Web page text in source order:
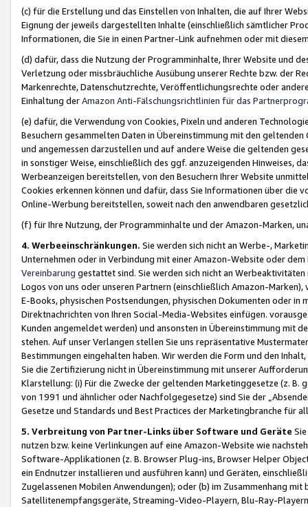
(c) für die Erstellung und das Einstellen von Inhalten, die auf Ihrer
Eignung der jeweils dargestellten Inhalte (einschließlich sämtlicher
Informationen, die Sie in einen Partner-Link aufnehmen oder mit
(d) dafür, dass die Nutzung der Programminhalte, Ihrer Website und
Verletzung oder missbräuchliche Ausübung unserer Rechte bzw. der
Markenrechte, Datenschutzrechte, Veröffentlichungsrechte oder
Einhaltung derAmazon Anti-Fälschungsrichtlinien für das
(e) dafür, die Verwendung von Cookies, Pixeln und anderen
Besuchern gesammelten Daten in Übereinstimmung mit den
und angemessen darzustellen und auf andere Weise die geltenden
in sonstiger Weise, einschließlich des ggf. anzuzeigenden Hinweises,
Werbeanzeigen bereitstellen, von den Besuchern Ihrer Website
Cookies erkennen können und dafür, dass Sie Informationen über die
Online-Werbung bereitstellen, soweit nach den anwendbaren
(f) für Ihre Nutzung, der Programminhalte und der Amazon-Marken,
4. Werbeeinschränkungen. Sie werden sich nicht an Werbe-,
Unternehmen oder in Verbindung mit einer Amazon-Website oder
Vereinbarung gestattet sind. Sie werden sich nicht an
Logos von uns oder unseren Partnern (einschließlich Amazon-
E-Books, physischen Postsendungen, physischen Dokumenten oder in
Direktnachrichten von Ihren Social-Media-Websites einfügen.
Kunden angemeldet werden) und ansonsten in Übereinstimmung mit
stehen. Auf unser Verlangen stellen Sie uns repräsentative
Bestimmungen eingehalten haben. Wir werden die Form und den
Sie die Zertifizierung nicht in Übereinstimmung mit unserer
Klarstellung: (i) Für die Zwecke der geltenden Marketinggesetze (z. B.
von 1991 und ähnlicher oder Nachfolgegesetze) sind Sie der
Gesetze und Standards und Best Practices der Marketingbranche für
5. Verbreitung von Partner-Links über Software und Geräte
nutzen bzw. keine Verlinkungen auf eine Amazon-Website wie
Software-Applikationen (z. B. Browser Plug-ins, Browser Helper
ein Endnutzer installieren und ausführen kann) und Geräten,
Zugelassenen Mobilen Anwendungen); oder (b) im Zusammenhang
Satellitenempfangsgeräte, Streaming-Video-Playern, Blu-Ray-